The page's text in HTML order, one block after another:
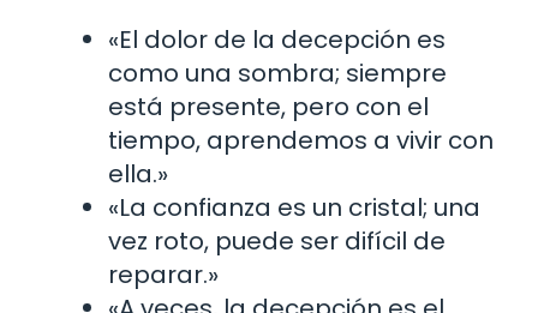
«El dolor de la decepción es
como una sombra; siempre
está presente, pero con el
tiempo, aprendemos a vivir con
ella.»
«La confianza es un cristal; una
vez roto, puede ser difícil de
reparar.»